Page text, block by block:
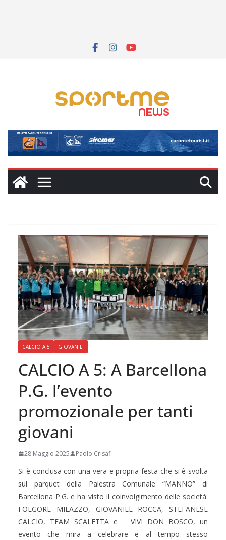
CALCIO A 5 GIOVANILI
CALCIO A 5: A Barcellona
P.G. l’evento
promozionale per tanti
giovani
28 Maggio 2025 Paolo Crisafi
Si è conclusa con una vera e propria festa che si è svolta
sul parquet della Palestra Comunale “MANNO” di
Barcellona P.G. e ha visto il coinvolgimento delle società:
FOLGORE MILAZZO, GIOVANILE ROCCA, STEFANESE
CALCIO, TEAM SCALETTA e VIVI DON BOSCO, un
evento che mira a celebrare e al tempo stesso